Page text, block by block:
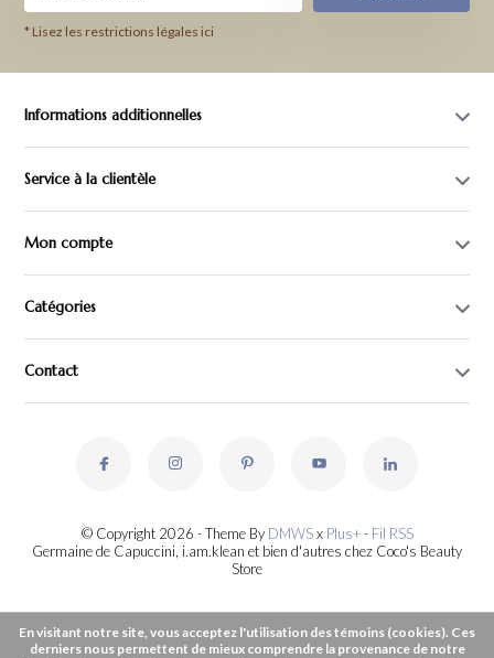
* Lisez les restrictions légales ici
Informations additionnelles
Service à la clientèle
Mon compte
Catégories
Contact
© Copyright 2026 - Theme By DMWSx Plus+- Fil RSS
Germaine de Capuccini, i.am.klean et bien d'autres chez Coco's Beauty
Store
En visitant notre site, vous acceptez l'utilisation des témoins (cookies). Ces
derniers nous permettent de mieux comprendre la provenance de notre